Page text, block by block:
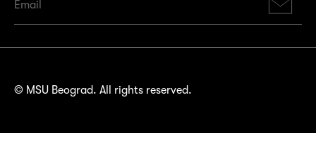
© MSU Beograd. All rights reserved.